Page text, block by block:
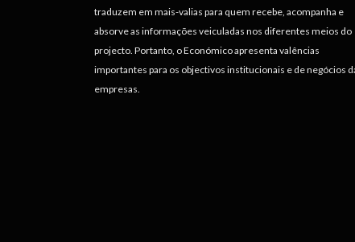
traduzem em mais-valias para quem recebe, acompanha e
absorve as informações veiculadas nos diferentes meios do
projecto. Portanto, o Económico apresenta valências
importantes para os objectivos institucionais e de negócios
empresas.